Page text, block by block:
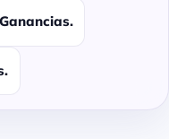
Ganancias.